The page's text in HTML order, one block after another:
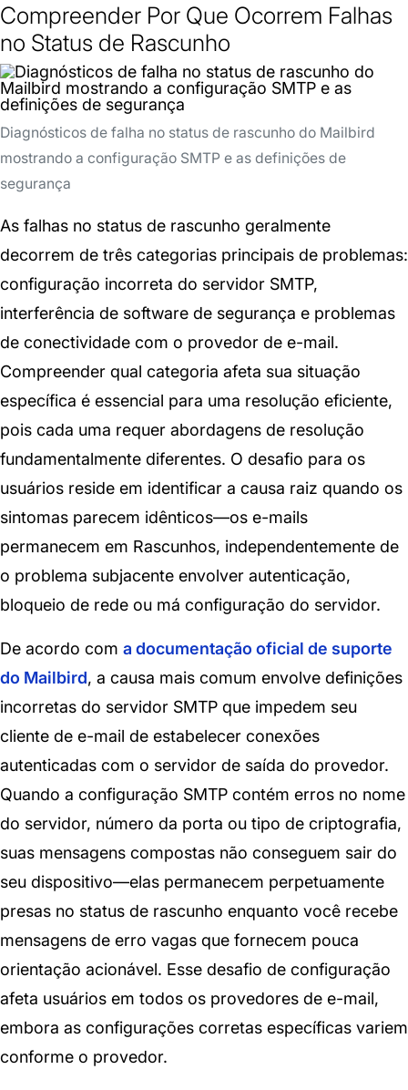
Compreender Por Que Ocorrem Falhas
no Status de Rascunho
Diagnósticos de falha no status de rascunho do Mailbird
mostrando a configuração SMTP e as definições de
segurança
As falhas no status de rascunho geralmente
decorrem de três categorias principais de problemas:
configuração incorreta do servidor SMTP,
interferência de software de segurança e problemas
de conectividade com o provedor de e-mail.
Compreender qual categoria afeta sua situação
específica é essencial para uma resolução eficiente,
pois cada uma requer abordagens de resolução
fundamentalmente diferentes. O desafio para os
usuários reside em identificar a causa raiz quando os
sintomas parecem idênticos—os e-mails
permanecem em Rascunhos, independentemente de
o problema subjacente envolver autenticação,
bloqueio de rede ou má configuração do servidor.
De acordo com a documentação oficial de suporte
do Mailbird, a causa mais comum envolve definições
incorretas do servidor SMTP que impedem seu
cliente de e-mail de estabelecer conexões
autenticadas com o servidor de saída do provedor.
Quando a configuração SMTP contém erros no nome
do servidor, número da porta ou tipo de criptografia,
suas mensagens compostas não conseguem sair do
seu dispositivo—elas permanecem perpetuamente
presas no status de rascunho enquanto você recebe
mensagens de erro vagas que fornecem pouca
orientação acionável. Esse desafio de configuração
afeta usuários em todos os provedores de e-mail,
embora as configurações corretas específicas variem
conforme o provedor.